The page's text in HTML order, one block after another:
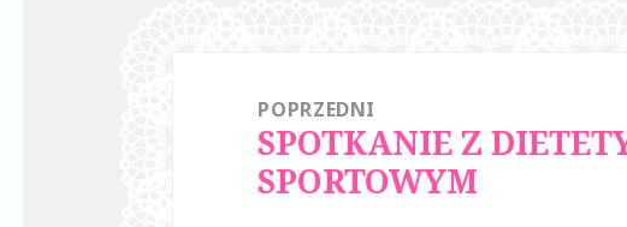
POPRZEDNI
Poprzedni
wpis:
SPOTKANIE Z
SPORTOWYM